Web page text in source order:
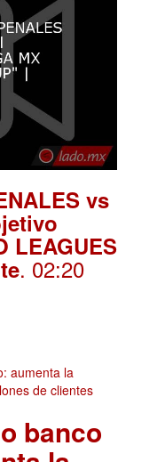
vs
LEAGUES
. 02:20
banco